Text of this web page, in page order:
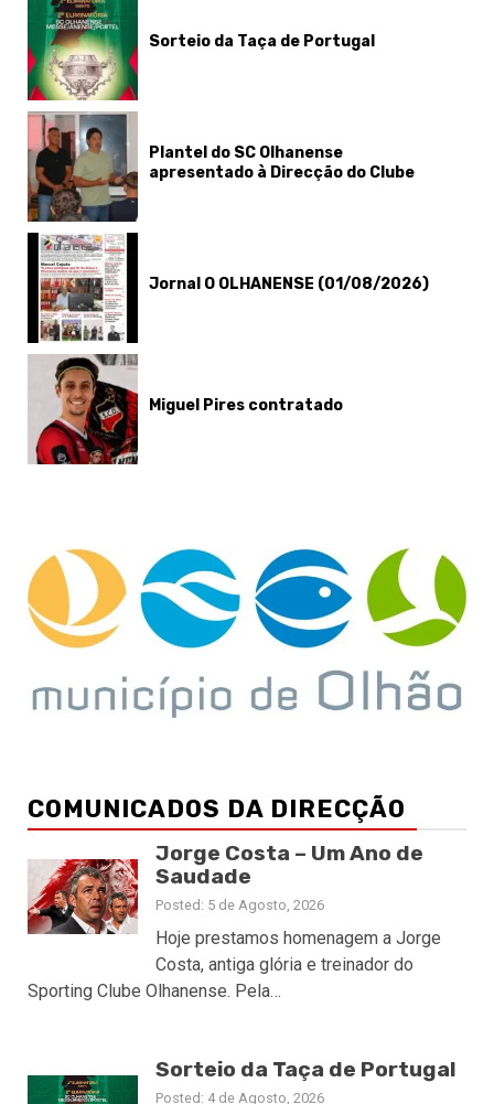
Sorteio da Taça de Portugal
Plantel do SC Olhanense
apresentado à Direcção do Clube
Jornal O OLHANENSE (01/08/2026)
Miguel Pires contratado
COMUNICADOS DA DIRECÇÃO
Jorge Costa – Um Ano de
Saudade
Posted: 5 de Agosto, 2026
Hoje prestamos homenagem a Jorge
Costa, antiga glória e treinador do
Sporting Clube Olhanense. Pela…
Sorteio da Taça de Portugal
Posted: 4 de Agosto, 2026